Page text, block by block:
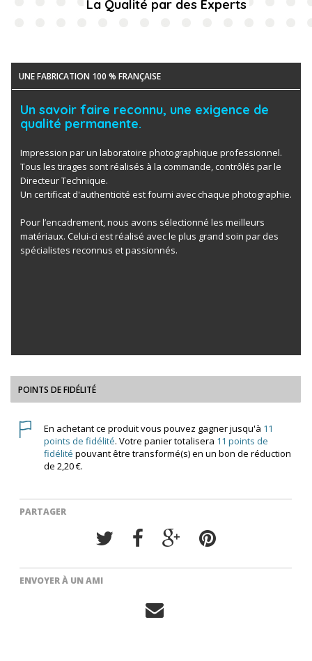
La Qualité par des Experts
UNE FABRICATION 100 % FRANÇAISE
Un savoir faire reconnu, une exigence de
qualité permanente.
Impression par un laboratoire photographique professionnel.
Tous les tirages sont réalisés à la commande, contrôlés par le
Directeur Technique.
Un certificat d'authenticité est fourni avec chaque photographie.
Pour l’encadrement, nous avons sélectionné les meilleurs
matériaux. Celui-ci est réalisé avec le plus grand soin par des
spécialistes reconnus et passionnés.
POINTS DE FIDÉLITÉ
En achetant ce produit vous pouvez gagner jusqu'à 11
points de fidélité. Votre panier totalisera 11 points de
fidélité pouvant être transformé(s) en un bon de réduction
de 2,20 €.
PARTAGER
ENVOYER À UN AMI